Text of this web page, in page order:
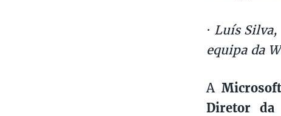
· Luís
equipa da
A
Diretor da